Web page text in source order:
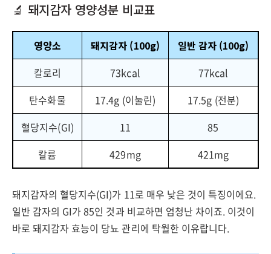
🔬 돼지감자 영양성분 비교표
영양소 돼지감자 (100g)
일반 감자 (100g)
칼로리
73kcal
77kcal
탄수화물
17.4g (이눌린)
17.5g (전분)
혈당지수(GI)
11
85
칼륨
429mg 421mg
돼지감자의 혈당지수(GI)가 11로 매우 낮은 것이 특징이에요.
일반 감자의 GI가 85인 것과 비교하면 엄청난 차이죠. 이것이
바로 돼지감자 효능이 당뇨 관리에 탁월한 이유랍니다.